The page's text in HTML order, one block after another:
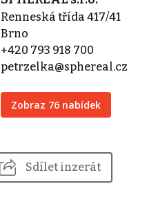
Renneská třída 417/41
Brno
+420 793 918 700
petrzelka@sphereal.cz
Zobraz 76 nabídek
Sdílet inzerát